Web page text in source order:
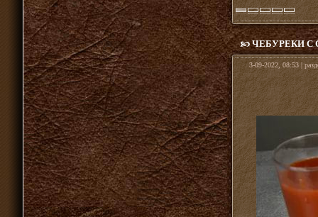
ЧЕБУРЕКИ
3-09-2022, 08:53 |